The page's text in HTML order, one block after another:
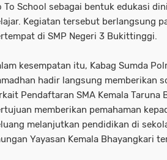
To School sebagai bentuk edukasi
Kegiatan tersebut berlangsung
di SMP Negeri 3 Bukittinggi.
kesempatan itu, Kabag Sumda
hadir langsung memberikan
Pendaftaran SMA Kemala Taruna
memberikan pemahaman
melanjutkan pendidikan di
Yayasan Kemala Bhayangkari